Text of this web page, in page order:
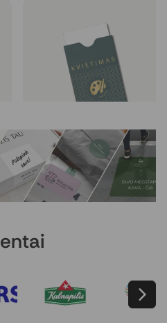
20 vnt. be PVM nuo
Rinktis